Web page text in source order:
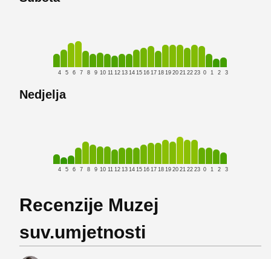
4 5 6 7 8 9 10 11 12 13 14 15 16 17 18 19 20 21 22 23 0 1 2 3
Nedjelja
4 5 6 7 8 9 10 11 12 13 14 15 16 17 18 19 20 21 22 23 0 1 2 3
Recenzije Muzej
suv.umjetnosti